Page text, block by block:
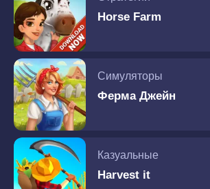
Horse Farm
Симуляторы
Ферма Джейн
Казуальные
Harvest it